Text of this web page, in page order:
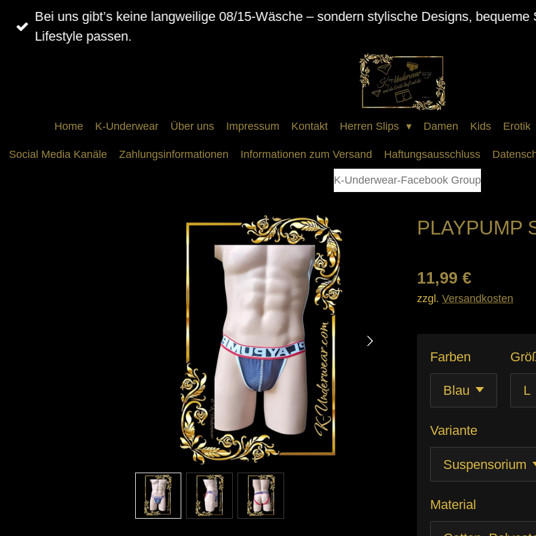
Hauptinhalt
Bei uns gibt’s keine langweilige 08/15-Wäsche – sondern stylische Designs,
Lifestyle passen.
Home K-Underwear Über uns Impressum Kontakt Herren Slips Damen Kids Erotik
Social Media Kanäle Zahlungsinformationen Informationen zum Versand Haftungsausschluss
K-Underwear-Facebook Group
PLAYPUMP
11,99 €
zzgl. Versandkosten
Farben
Variante
Material